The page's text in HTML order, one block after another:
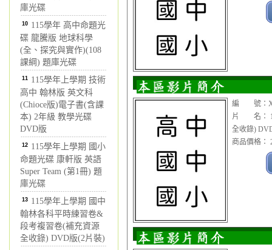
庫光碟
10 115學年 高中命題光
碟 龍騰版 地球科學
(全、探究與實作)(108
課綱) 題庫光碟
11 115學年上學期 技術
高中 翰林版 英文科
(Chioce版)電子書(含課
本) 2年級 教學光碟
DVD版
12 115學年上學期 國小
命題光碟 康軒版 英語
Super Team (第1冊) 題
庫光碟
13 115學年上學期 國中
翰林各科平時練習卷&
段考複習卷(補充資源
全收錄) DVD版(2片裝)
編 號：
片 名：
全收錄)
商品價格：